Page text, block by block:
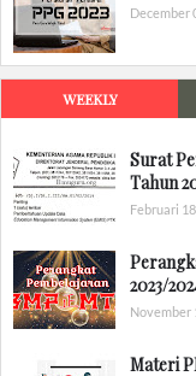
December
WEEKLY
Surat
Tahun
Februari
2023/
November
Materi